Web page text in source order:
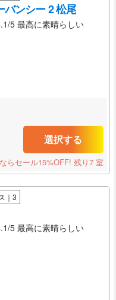
バンシー 2 松尾
5 最高に素晴らしい
選択する
らセール15%OFF! 残り7 室
｜3
5 最高に素晴らしい